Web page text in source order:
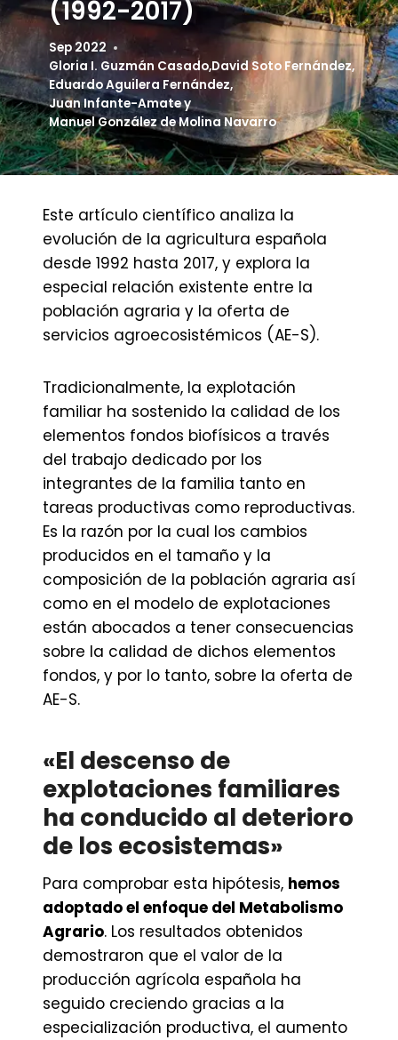
(1992-2017)
Sep 2022
Gloria I. Guzmán Casado,David Soto Fernández,
Eduardo Aguilera Fernández,
Juan Infante-Amatey
Manuel González de Molina Navarro
Este artículo científico analiza la
evolución de la agricultura española
desde 1992 hasta 2017, y explora la
especial relación existente entre la
población agraria y la oferta de
servicios agroecosistémicos (AE-S).
Tradicionalmente, la explotación
familiar ha sostenido la calidad de los
elementos fondos biofísicos a través
del trabajo dedicado por los
integrantes de la familia tanto en
tareas productivas como reproductivas.
Es la razón por la cual los cambios
producidos en el tamaño y la
composición de la población agraria así
como en el modelo de explotaciones
están abocados a tener consecuencias
sobre la calidad de dichos elementos
fondos, y por lo tanto, sobre la oferta de
AE-S.
«El descenso de
explotaciones familiares
ha conducido al deterioro
de los ecosistemas»
Para comprobar esta hipótesis, hemos
adoptado el enfoque del Metabolismo
Agrario. Los resultados obtenidos
demostraron que el valor de la
producción agrícola española ha
seguido creciendo gracias a la
especialización productiva, el aumento